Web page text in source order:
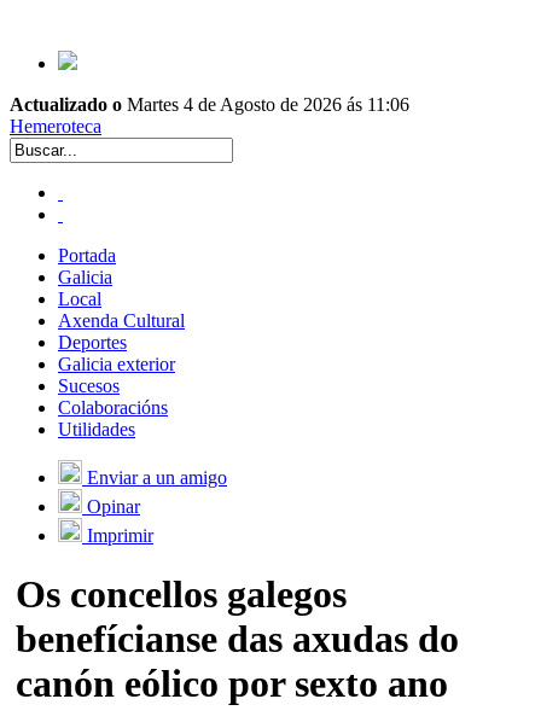
Actualizado o Martes 4 de Agosto de 2026 ás 11:06
Hemeroteca
Portada
Galicia
Local
Axenda Cultural
Deportes
Galicia exterior
Sucesos
Colaboracións
Utilidades
Enviar a un amigo
Opinar
Imprimir
Os concellos galegos
benefícianse das axudas do
canón eólico por sexto ano